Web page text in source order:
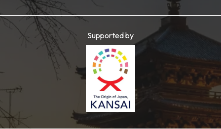
Supported by